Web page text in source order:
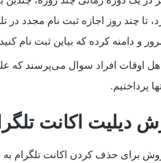
تا چند روز اجازه ثبت نام مجدد
و دامنه کرده که بیاین ثبت نام
اوقات افراد سوال می‌پرسند که
پرداختیم.
دیلیت اکانت
برای حذف کردن اکانت تلگرام به